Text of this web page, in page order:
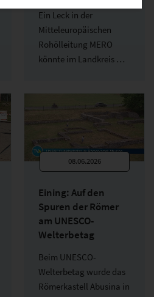
Ein Leck in der
Mitteleuropäischen
Rohölleitung MERO
könnte im Landkreis …
Eining: Auf den
Spuren der Römer
am UNESCO-
Welterbetag
Beim UNESCO-
Welterbetag wurde das
Römerkastell Abusina in
08.06.2026